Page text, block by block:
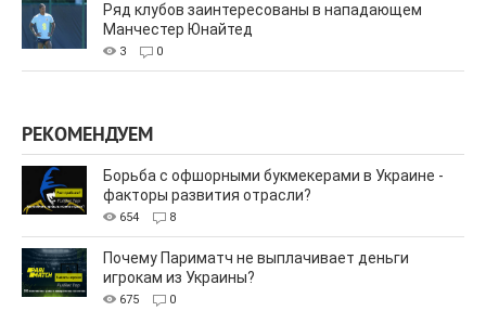
Ряд клубов заинтересованы в нападающем
Манчестер Юнайтед
3 0
РЕКОМЕНДУЕМ
Борьба с офшорными букмекерами в Украине -
факторы развития отрасли?
654 8
Почему Париматч не выплачивает деньги
игрокам из Украины?
675 0